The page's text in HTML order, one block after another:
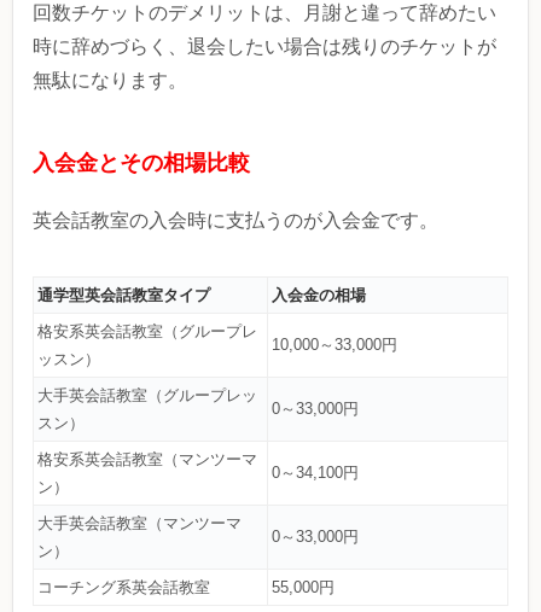
回数チケットのデメリットは、月謝と違って辞めたい
時に辞めづらく、退会したい場合は残りのチケットが
無駄になります。
入会金とその相場比較
英会話教室の入会時に支払うのが入会金です。
通学型英会話教室タイプ 入会金の相場
格安系英会話教室（グループレ
ッスン）
10,000～33,000円
大手英会話教室（グループレッ
スン）
0～33,000円
格安系英会話教室（マンツーマ
ン）
0～34,100円
大手英会話教室（マンツーマ
ン）
0～33,000円
コーチング系英会話教室 55,000円